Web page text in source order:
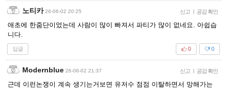
노티카 26-06-02 20:25 신고 | 공감 확인
애초에 한줌단이었는데 사람이 많이 빠져서 파티가 많이 없네요. 아쉽습
니다.
답글 0
0
Modernblue 26-06-02 21:37 신고 | 공감 확인
근데 이런논쟁이 계속 생기는거보면 유저수 점점 이탈하면서 망해가는